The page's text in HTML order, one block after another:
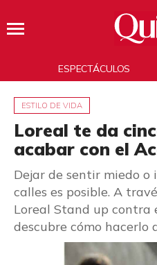
ESPECTÁCULOS
ESTILO DE VIDA
Loreal te da
acabar con el
Dejar de sentir miedo
calles es posible. A
Loreal Stand up contra
descubre cómo hacerlo